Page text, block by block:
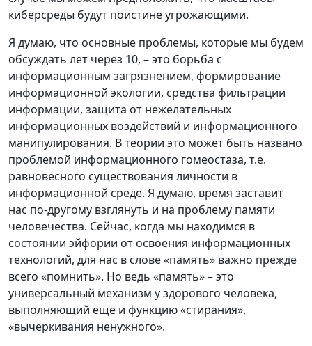
киберсреды будут поистине угрожающими.
Я думаю, что основные проблемы, которые мы будем
обсуждать лет через 10, – это борьба с
информационным загрязнением, формирование
информационной экологии, средства фильтрации
информации, защита от нежелательных
информационных воздействий и информационного
манипулирования. В теории это может быть названо
проблемой информационного гомеостаза, т.е.
равновесного существования личности в
информационной среде. Я думаю, время заставит
нас по-другому взглянуть и на проблему памяти
человечества. Сейчас, когда мы находимся в
состоянии эйфории от освоения информационных
технологий, для нас в слове «память» важно прежде
всего «помнить». Но ведь «память» – это
универсальный механизм у здорового человека,
выполняющий ещё и функцию «стирания»,
«вычеркивания ненужного».